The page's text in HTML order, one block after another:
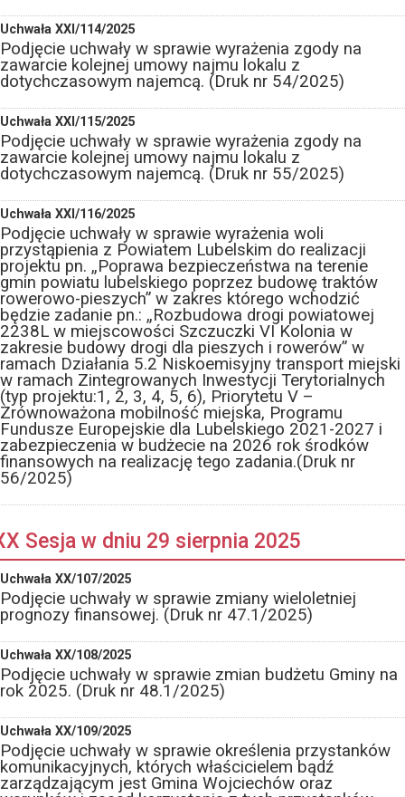
Uchwała XXI/114/2025
Podjęcie uchwały w sprawie wyrażenia zgody na
zawarcie kolejnej umowy najmu lokalu z
dotychczasowym najemcą. (Druk nr 54/2025)
Uchwała XXI/115/2025
Podjęcie uchwały w sprawie wyrażenia zgody na
zawarcie kolejnej umowy najmu lokalu z
dotychczasowym najemcą. (Druk nr 55/2025)
Uchwała XXI/116/2025
Podjęcie uchwały w sprawie wyrażenia woli
przystąpienia z Powiatem Lubelskim do realizacji
projektu pn. „Poprawa bezpieczeństwa na terenie
gmin powiatu lubelskiego poprzez budowę traktów
rowerowo-pieszych” w zakres którego wchodzić
będzie zadanie pn.: „Rozbudowa drogi powiatowej
2238L w miejscowości Szczuczki VI Kolonia w
zakresie budowy drogi dla pieszych i rowerów” w
ramach Działania 5.2 Niskoemisyjny transport miejski
w ramach Zintegrowanych Inwestycji Terytorialnych
(typ projektu:1, 2, 3, 4, 5, 6), Priorytetu V –
Zrównoważona mobilność miejska, Programu
Fundusze Europejskie dla Lubelskiego 2021-2027 i
zabezpieczenia w budżecie na 2026 rok środków
finansowych na realizację tego zadania.(Druk nr
56/2025)
Sesja w dniu 29 sierpnia 2025
Uchwała XX/107/2025
Podjęcie uchwały w sprawie zmiany wieloletniej
prognozy finansowej. (Druk nr 47.1/2025)
Uchwała XX/108/2025
Podjęcie uchwały w sprawie zmian budżetu Gminy na
rok 2025. (Druk nr 48.1/2025)
Uchwała XX/109/2025
Podjęcie uchwały w sprawie określenia przystanków
komunikacyjnych, których właścicielem bądź
zarządzającym jest Gmina Wojciechów oraz